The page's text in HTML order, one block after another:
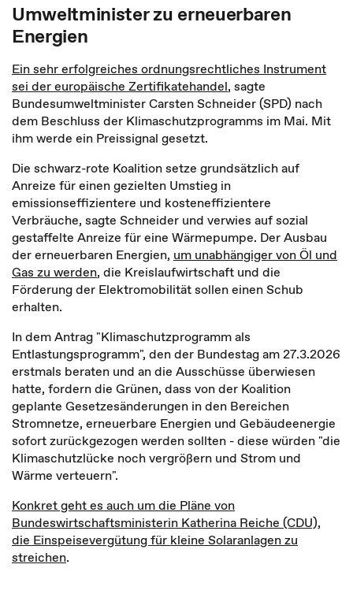
Umweltminister zu erneuerbaren
Energien
Ein sehr erfolgreiches ordnungsrechtliches Instrument
sei der europäische Zertifikatehandel, sagte
Bundesumweltminister Carsten Schneider (SPD) nach
dem Beschluss der Klimaschutzprogramms im Mai. Mit
ihm werde ein Preissignal gesetzt.
Die schwarz-rote Koalition setze grundsätzlich auf
Anreize für einen gezielten Umstieg in
emissionseffizientere und kosteneffizientere
Verbräuche, sagte Schneider und verwies auf sozial
gestaffelte Anreize für eine Wärmepumpe. Der Ausbau
der erneuerbaren Energien, um unabhängiger von Öl und
Gas zu werden, die Kreislaufwirtschaft und die
Förderung der Elektromobilität sollen einen Schub
erhalten.
In dem Antrag "Klimaschutzprogramm als
Entlastungsprogramm", den der Bundestag am 27.3.2026
erstmals beraten und an die Ausschüsse überwiesen
hatte, fordern die Grünen, dass von der Koalition
geplante Gesetzesänderungen in den Bereichen
Stromnetze, erneuerbare Energien und Gebäudeenergie
sofort zurückgezogen werden sollten - diese würden "die
Klimaschutzlücke noch vergrößern und Strom und
Wärme verteuern".
Konkret geht es auch um die Pläne von
Bundeswirtschaftsministerin Katherina Reiche (CDU),
die Einspeisevergütung für kleine Solaranlagen zu
streichen.